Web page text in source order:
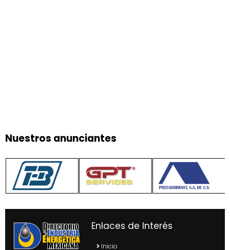
Nuestros anunciantes
Enlaces de Interés
Inicio